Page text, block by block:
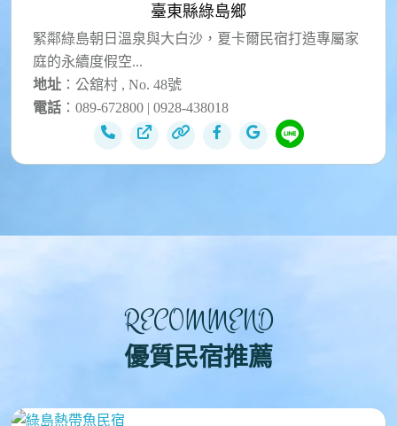
臺東縣綠島鄉
緊鄰綠島朝日溫泉與大白沙，夏卡爾民宿打造專屬家
庭的永續度假空...
地址 ：公舘村 , No. 48號
電話 ：089-672800 | 0928-438018
RECOMMEND
優質民宿推薦